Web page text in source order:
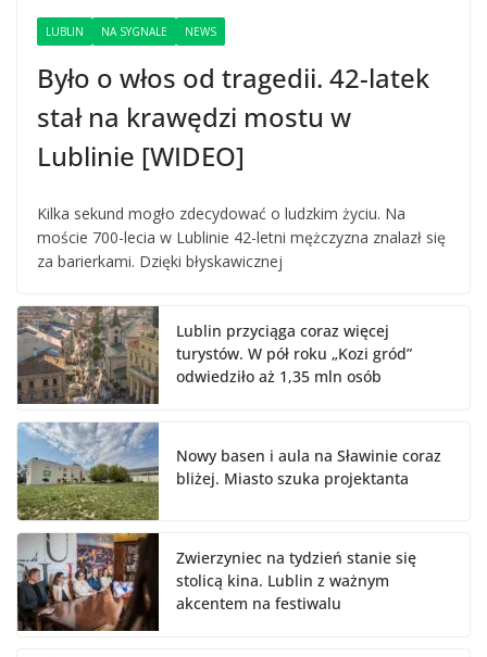
LUBLIN NA SYGNALE NEWS
Było o włos od tragedii. 42-latek
stał na krawędzi mostu w
Lublinie [WIDEO]
Kilka sekund mogło zdecydować o ludzkim życiu. Na
moście 700-lecia w Lublinie 42-letni mężczyzna znalazł się
za barierkami. Dzięki błyskawicznej
Lublin przyciąga coraz więcej
turystów. W pół roku „Kozi gród”
odwiedziło aż 1,35 mln osób
Nowy basen i aula na Sławinie coraz
bliżej. Miasto szuka projektanta
Zwierzyniec na tydzień stanie się
stolicą kina. Lublin z ważnym
akcentem na festiwalu